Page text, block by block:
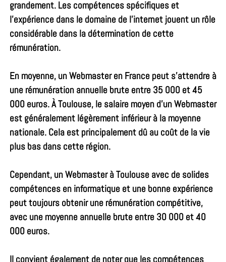
grandement. Les compétences spécifiques et
l’expérience dans le domaine de l’internet jouent un rôle
considérable dans la détermination de cette
rémunération.
En moyenne, un Webmaster en France peut s’attendre à
une rémunération annuelle brute entre 35 000 et 45
000 euros. À Toulouse, le salaire moyen d’un Webmaster
est généralement légèrement inférieur à la moyenne
nationale. Cela est principalement dû au coût de la vie
plus bas dans cette région.
Cependant, un Webmaster à Toulouse avec de solides
compétences en informatique et une bonne expérience
peut toujours obtenir une rémunération compétitive,
avec une moyenne annuelle brute entre 30 000 et 40
000 euros.